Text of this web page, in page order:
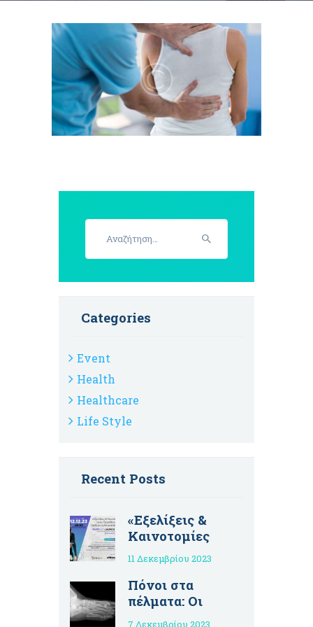
Αναζήτηση
Categories
Event
Health
Healthcare
Life Style
Recent Posts
«Εξελίξεις &
Καινοτομίες
στην Προσθετική
& Ορθωτική
Αποκατάσταση»
– Εκδήλωση
11 Δεκεμβρίου 2023
Πόνοι στα
πέλματα: Οι
κοινές αιτίες και
7 Δεκεμβρίου 2023